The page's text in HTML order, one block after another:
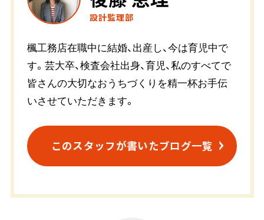
設計監理部
楓工務店在職中に結婚、出産し、今は育児中で
す。芸大卒、検査会社出身、育児、私のすべてで
皆さんの大切なおうちづくりを精一杯お手伝
いさせていただきます。
このスタッフが書いたブログ一覧